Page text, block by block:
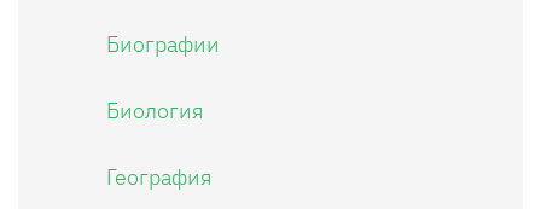
Биографии
Биология
География